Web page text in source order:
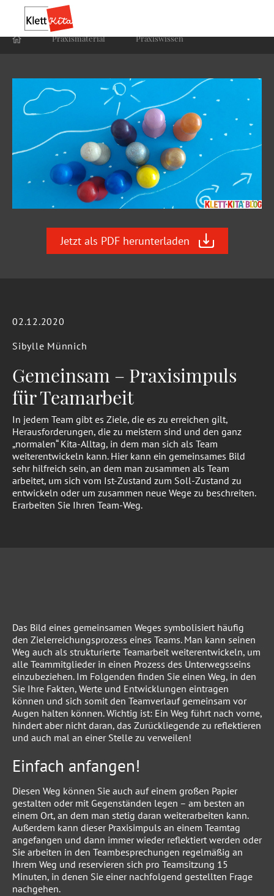
Praxis­material Praxis­wissen
Jetzt als PDF herunterladen
02.12.2020
Sibylle Münnich
Gemeinsam – Praxisimpuls
für Teamarbeit
In jedem Team gibt es Ziele, die es zu erreichen gilt,
Herausforderungen, die zu meistern sind und den ganz
„normalen“ Kita-Alltag, in dem man sich als Team
weiterentwickeln kann. Hier kann ein gemeinsames Bild
sehr hilfreich sein, an dem man zusammen als Team
arbeitet, um sich vom Ist-Zustand zum Soll-Zustand zu
entwickeln oder um zusammen neue Wege zu beschreiten.
Erarbeiten Sie Ihren Team-Weg.
Das Bild eines gemeinsamen Weges symbolisiert häufig
den Zielerreichungsprozess eines Teams. Man kann seinen
Weg auch als strukturierte Teamarbeit weiterentwickeln, um
alle Teammitglieder in einen Prozess des Unterwegsseins
einzubeziehen. Im Folgenden finden Sie einen Weg, in den
Sie Ihre Fakten, Werte und Entwicklungen eintragen
können und sich somit den Teamverlauf gemeinsam vor
Augen halten können. Wichtig ist: Ein Weg führt nach vorne,
hindert aber nicht daran, das Zurückliegende zu reflektieren
und auch mal an einer Stelle zu verweilen!
Einfach anfangen!
Diesen Weg können Sie auch auf einem großen Papier
gestalten oder mit Gegenständen legen – am besten an
einem Ort, an dem man stetig daran weiterarbeiten kann.
Außerdem kann dieser Praxisimpuls an einem Teamtag
angefangen und dann immer wieder reflektiert werden oder
Sie arbeiten in den Teambesprechungen regelmäßig an
Ihrem Weg und reservieren sich pro Teamsitzung 15
Minuten, in denen Sie einer nachfolgend gestellten Frage
nachgehen.